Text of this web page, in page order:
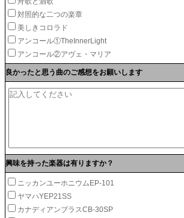
対照的な二つの楽章
美しきコロラド
アンコール①TheInnerLight
アンコール②アヴェ・マリア
良かったと思う曲のご感想をお願いします
興味を持った楽器は有りますか？
ニッカンユーホニウムEP-101
ヤマハYEP21SS
カナディアンブラスCB-30SP